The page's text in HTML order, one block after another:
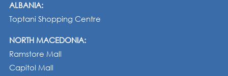
ALBANIA:
Toptani Shopping Centre
NORTH MACEDONIA:
Ramstore Mall
Capitol Mall